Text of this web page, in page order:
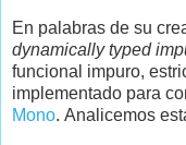
En palabras de su
dynamically typed
funcional impuro,
implementado para
Mono. Analicemos